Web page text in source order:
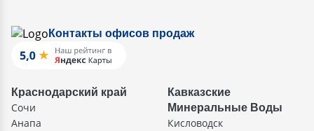
Контакты офисов продаж
Краснодарский край
Сочи
Анапа
Кавказские
Минеральные Воды
Кисловодск